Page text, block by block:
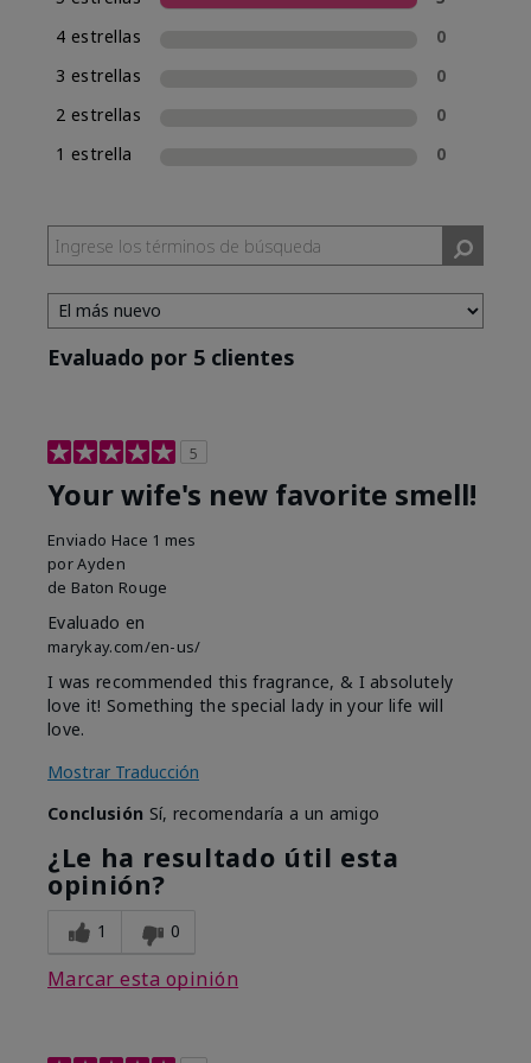
consistente, Mary Kay incluirá la clasificación
de fragancia en el nombre de las nuevas
clasificada como Eau de Parfum (EDP), lo cual se
incluye en su nombre.
4 estrellas
0
3 estrellas
0
2 estrellas
0
1 estrella
0
Evaluado por 5 clientes
5
Your wife's new favorite smell!
Enviado Hace 1 mes
porAyden
de Baton Rouge
Evaluado en
marykay.com/en-us/
I was recommended this fragrance, & I absolutely
love it! Something the special lady in your life will
love.
Mostrar Traducción
Conclusión Sí, recomendaría a un amigo
¿Le ha resultado útil esta
opinión?
1 0
Marcar esta opinión